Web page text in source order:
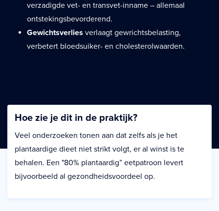
verzadigde vet- en transvet-inname – allemaal
ontstekingsbevorderend.
Gewichtsverlies verlaagt gewrichtsbelasting,
verbetert bloedsuiker- en cholesterolwaarden.
Hoe zie je dit in de praktijk?
Veel onderzoeken tonen aan dat zelfs als je het
plantaardige dieet niet strikt volgt, er al winst is te
behalen. Een "80% plantaardig” eetpatroon levert
bijvoorbeeld al gezondheidsvoordeel op.